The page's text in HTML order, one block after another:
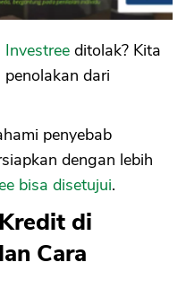
Tidak Sesuai
Tangan
Sebelumnya
Penolakan
ditolak? Kita
dari
penyebab
dengan lebih
bisa disetujui.
di
Cara